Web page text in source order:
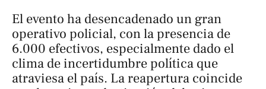
El evento ha desencadenado un gran
operativo policial, con la presencia de
6.000 efectivos, especialmente dado el
clima de incertidumbre política que
atraviesa el país. La reapertura coincide